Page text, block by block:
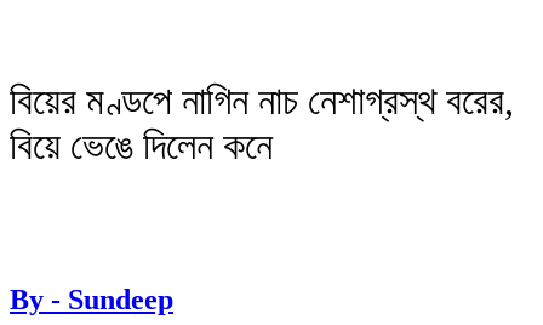
বিয়ের মণ্ডপে নাগিন নাচ নেশাগ্রস্থ বরের,
বিয়ে ভেঙে দিলেন কনে
By - Sundeep